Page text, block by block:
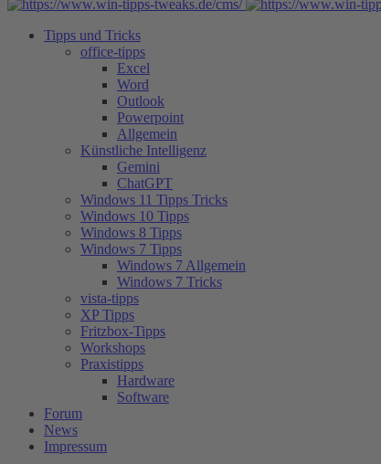
Tipps und Tricks
office-tipps
Excel
Word
Outlook
Powerpoint
Allgemein
Künstliche Intelligenz
Gemini
ChatGPT
Windows 11 Tipps Tricks
Windows 10 Tipps
Windows 8 Tipps
Windows 7 Tipps
Windows 7 Allgemein
Windows 7 Tricks
vista-tipps
XP Tipps
Fritzbox-Tipps
Workshops
Praxistipps
Hardware
Software
Forum
News
Impressum